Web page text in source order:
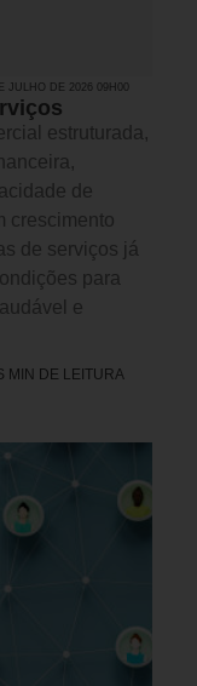
JULHO DE 2026 09H00
estruturada,
de
crescimento
de serviços já
para
e
MIN DE LEITURA